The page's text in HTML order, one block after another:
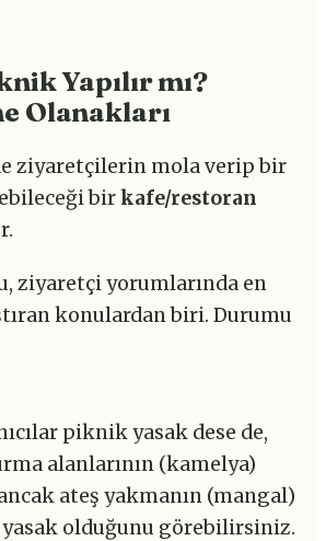
Yapılır mı?
Olanakları
ziyaretçilerin mola verip bir
birkafe/restoran
ziyaretçi yorumlarında en
konulardan biri. Durumu
piknik yasak dese de,
alanlarının (kamelya)
ateş yakmanın (mangal)
olduğunu görebilirsiniz.